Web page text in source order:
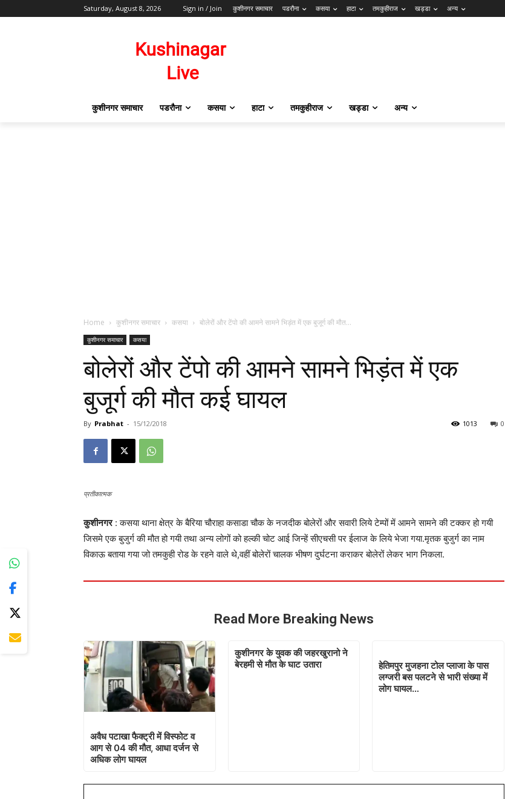
Saturday, August 8, 2026 Sign in / Join कुशीनगर समाचार पडरौना कसया हाटा तमकुहीराज खड्डा अन्य
कुशीनगर समाचार पडरौना कसया हाटा तमकुहीराज खड्डा अन्य
Home कुशीनगर समाचार कसया बोलेरों और टेंपो की आमने सामने भिड़ंत में एक बुजूर्ग की मौत...
कुशीनगर समाचार कसया
बोलेरों और टेंपो की आमने सामने भिड़ंत में एक
बुजूर्ग की मौत कई घायल
By Prabhat - 15/12/2018 0
1013
प्रतीकात्मक
कुशीनगर: कसया थाना क्षेत्र के बैरिया चौराहा कसाडा चौक के नजदीक बोलेरों और सवारी लिये टेम्पों में आमने सामने की टक्कर हो गयी
जिसमे एक बुजुर्ग की मौत हो गयी तथा अन्य लोगों को हल्की चोट आई जिन्हें सीएचसी पर ईलाज के लिये भेजा गया.मृतक बुजुर्ग का नाम
विकाऊ बताया गया जो तमकुही रोड के रहने वाले थे,वहीं बोलेरों चालक भीषण दुर्घटना कराकर बोलेरों लेकर भाग निकला.
Read More Breaking News
अवैध पटाखा फैक्ट्री में विस्फोट व
आग से 04 की मौत, आधा दर्जन से
अधिक लोग घायल
कुशीनगर के युवक की जहरखुरानो ने
बेरहमी से मौत के घाट उतारा
हेतिमपुर मुजहना टोल प्लाजा के पास
लग्जरी बस पलटने से भारी संख्या में
लोग घायल…